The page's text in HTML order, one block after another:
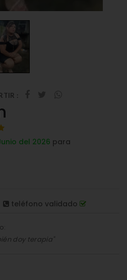
:
del 2026 para
teléfono validado
doy terapia"